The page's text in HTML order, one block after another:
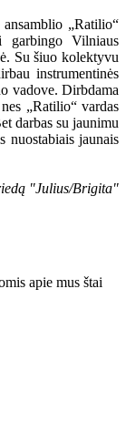
„Ratilio“
garbingo Vilniaus
Su šiuo kolektyvu
instrumentinės
vadove. Dirbdama
„Ratilio“ vardas
darbas su jaunimu
nuostabiais jaunais
"Julius/Brigita"
apie mus štai